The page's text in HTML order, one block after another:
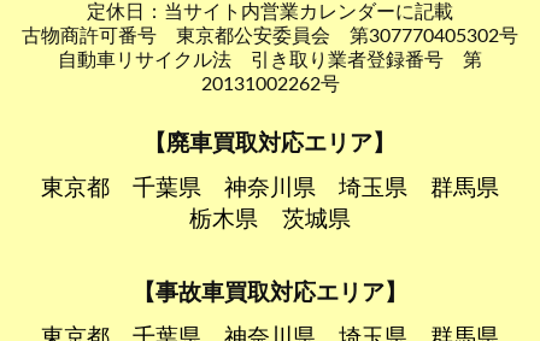
定休日：当サイト内営業カレンダーに記載
古物商許可番号 東京都公安委員会 第307770405302号
自動車リサイクル法 引き取り業者登録番号 第
20131002262号
【廃車買取対応エリア】
東京都
千葉県 神奈川県 埼玉県
群馬県
栃木県
茨城県
【事故車買取対応エリア】